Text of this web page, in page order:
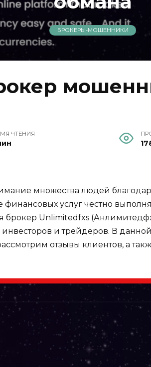
БРОКЕРЫ-МОШЕННИКИ
ЧТЕНИЯ
множества людей
услуг честно
брокер Unlimitedfxs
и трейдеров. В
отзывы клиентов, а